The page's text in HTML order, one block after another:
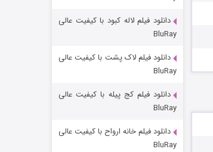
شوگر فصل ۲
دانلود فیلم لاله کبود با کیفیت عالی
BluRay
دانلود فیلم لاک پشت با کیفیت عالی
BluRay
دانلود فیلم کج‌ پیله با کیفیت عالی
BluRay
دانلود فیلم خانه ارواح با کیفیت عالی
BluRay